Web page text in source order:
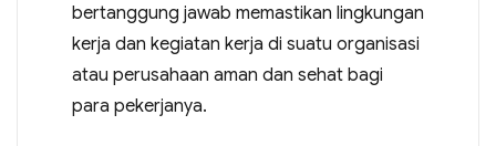
bertanggung jawab memastikan lingkungan
kerja dan kegiatan kerja di suatu organisasi
atau perusahaan aman dan sehat bagi
para pekerjanya.